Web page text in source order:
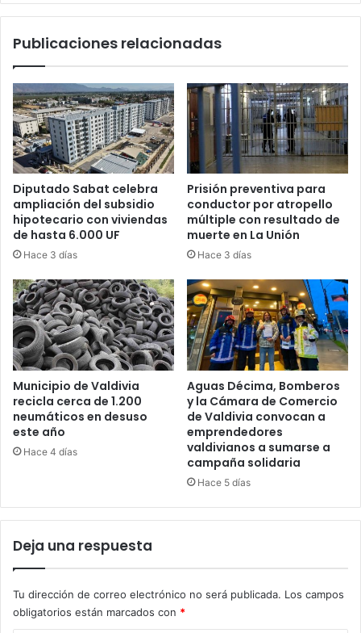
y
los
Publicaciones relacionadas
Diputado Sabat celebra
ampliación del subsidio
hipotecario con viviendas
de hasta 6.000 UF
Hace 3 días
Prisión preventiva para
conductor por atropello
múltiple con resultado de
muerte en La Unión
Hace 3 días
Municipio de Valdivia
recicla cerca de 1.200
neumáticos en desuso
este año
Hace 4 días
Aguas Décima, Bomberos
y la Cámara de Comercio
de Valdivia convocan a
emprendedores
valdivianos a sumarse a
campaña solidaria
Hace 5 días
Deja una respuesta
Tu dirección de correo electrónico no será publicada. Los campos
obligatorios están marcados con *